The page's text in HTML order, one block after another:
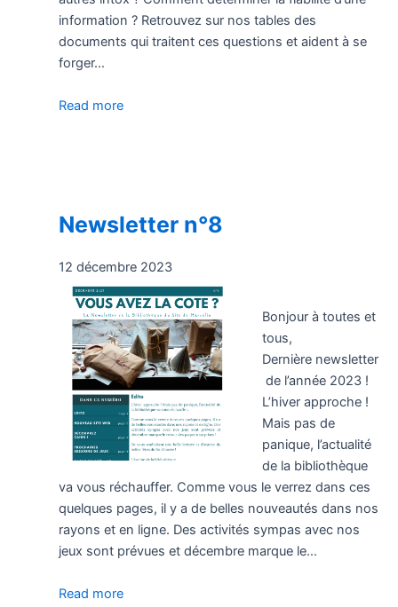
information ? Retrouvez sur nos tables des
documents qui traitent ces questions et aident à se
forger…
Read more
Newsletter n°8
12 décembre 2023
Bonjour à toutes et
tous,
Dernière newsletter
de l’année 2023 !
L’hiver approche !
Mais pas de
panique, l’actualité
de la bibliothèque
va vous réchauffer. Comme vous le verrez dans ces
quelques pages, il y a de belles nouveautés dans nos
rayons et en ligne. Des activités sympas avec nos
jeux sont prévues et décembre marque le…
Read more